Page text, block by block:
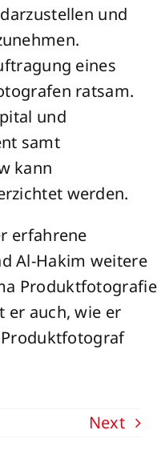
und
eines
ratsam.
und
samt
kann
werden.
erfahrene
Al-Hakim weitere
Produktfotografie
er auch, wie er
Next